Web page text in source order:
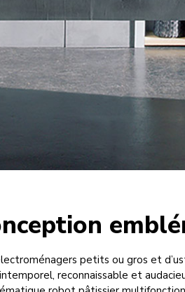
petits ou gros et
reconnaissable et